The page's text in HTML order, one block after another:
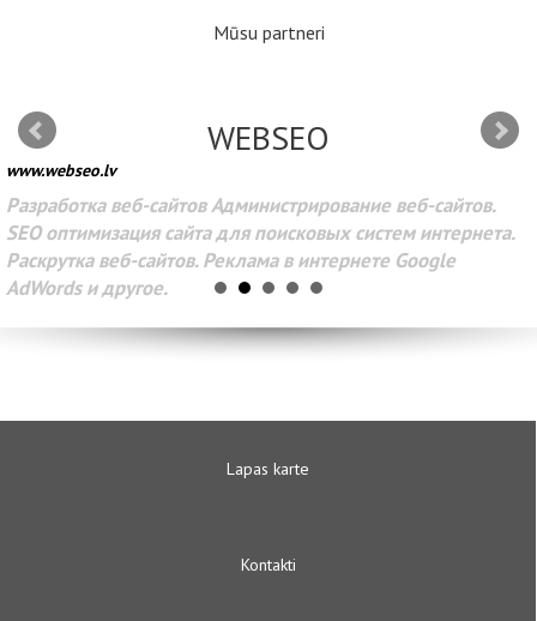
Mūsu partneri
WEBSEO
www.webseo.lv
Разработка веб-сайтов Администрирование веб-сайтов.
SEO оптимизация сайта для поисковых систем интернета.
Раскрутка веб-сайтов. Реклама в интернете Google
AdWords и другое.
Lapas karte
Kontakti